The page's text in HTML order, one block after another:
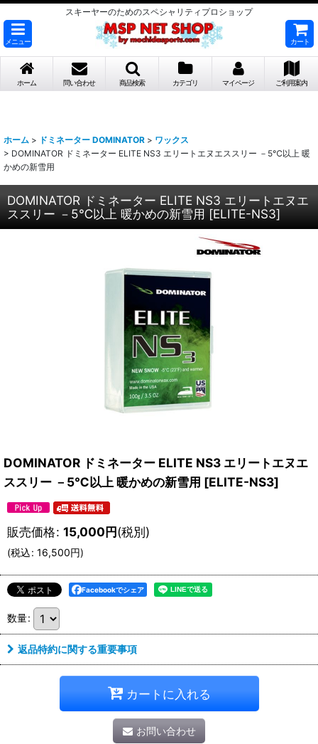
スキーヤーのためのスペシャリティプロショップ
メニュー カート
ホーム 問い合わせ 商品検索 カテゴリ マイページ ご利用案内
ホーム > ドミネーター DOMINATOR > ワックス
> DOMINATOR ドミネーター ELITE NS3 エリートエヌエススリー －5℃以上 暖
かめの新雪用
DOMINATOR ドミネーター ELITE NS3 エリートエヌエ
ススリー －5℃以上 暖かめの新雪用 [ELITE-NS3]
DOMINATOR ドミネーター ELITE NS3 エリートエヌエ
ススリー －5℃以上 暖かめの新雪用 [ELITE-NS3]
販売価格: 15,000円(税別)
(税込: 16,500円)
Facebookでシェア
数量:
返品特約に関する重要事項
カートに入れる
お問い合わせ